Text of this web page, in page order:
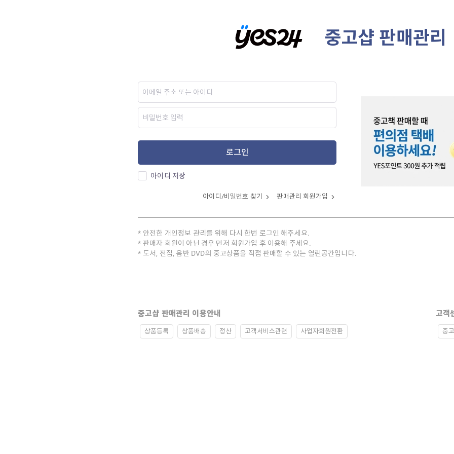
중고샵 판매관리
로그인
아이디 저장
아이디/비밀번호 찾기 판매관리 회원가입
안전한 개인정보 관리를 위해 다시 한번 로그인 해주세요.
판매자 회원이 아닌 경우 먼저 회원가입 후 이용해 주세요.
도서, 전집, 음반 DVD의 중고상품을 직접 판매할 수 있는 열린공간입니다.
중고샵 판매관리 이용안내
상품등록 상품배송 정산 고객서비스관련 사업자회원전환
고객
중